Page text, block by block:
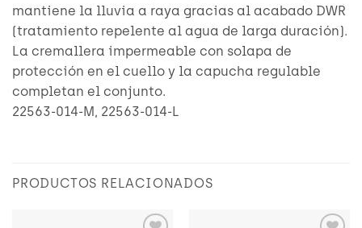
mantiene la lluvia a raya gracias al acabado DWR
(tratamiento repelente al agua de larga duración).
La cremallera impermeable con solapa de
protección en el cuello y la capucha regulable
completan el conjunto.
22563-014-M, 22563-014-L
PRODUCTOS RELACIONADOS